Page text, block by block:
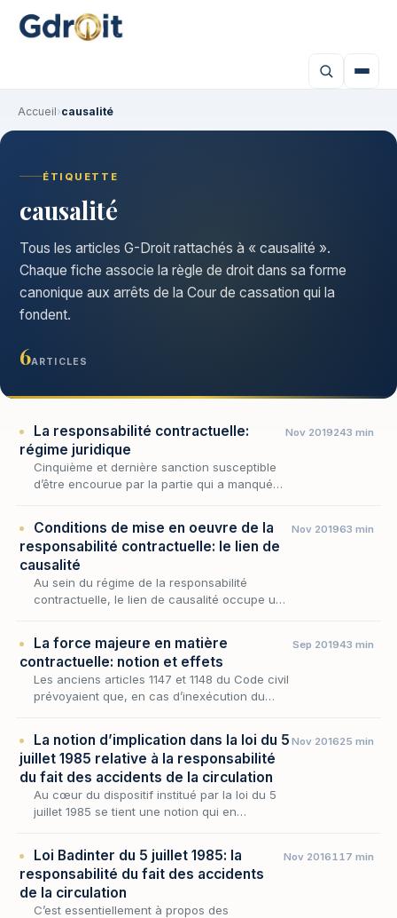
Accueil›causalité
ÉTIQUETTE
causalité
Tous les articles G-Droit rattachés à « causalité ».
Chaque fiche associe la règle de droit dans sa forme
canonique aux arrêts de la Cour de cassation qui la
fondent.
6ARTICLES
La responsabilité contractuelle:
régime juridique
Cinquième et dernière sanction susceptible
d’être encourue par la partie qui a manqué à
intérêts.
Nov 2019243 min
Conditions de mise en oeuvre de la
responsabilité contractuelle: le lien de
causalité
Au sein du régime de la responsabilité
contractuelle, le lien de causalité occupe une
soit subi…
Nov 201963 min
La force majeure en matière
contractuelle: notion et effets
Les anciens articles 1147 et 1148 du Code civil
prévoyaient que, en cas d’inexécution du
Sep 201943 min
La notion d’implication dans la loi du 5
juillet 1985 relative à la responsabilité
du fait des accidents de la circulation
Au cœur du dispositif institué par la loi du 5
juillet 1985 se tient une notion qui en
dans l'acc…
Nov 201625 min
Loi Badinter du 5 juillet 1985: la
responsabilité du fait des accidents
de la circulation
C’est essentiellement à propos des
Nov 2016117 min